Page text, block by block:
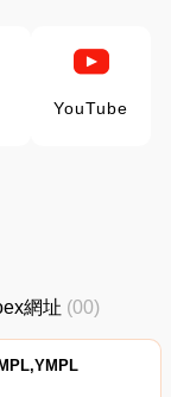
YouTube
網址 (00)